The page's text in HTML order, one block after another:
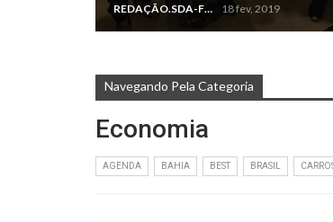
REDAÇÃO.SDA-FM 18 fev, 2019
Navegando Pela Categoria
Economia
AGENDA BAHIA BEST BRASIL